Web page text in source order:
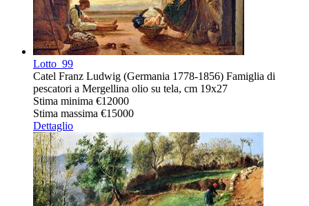
Lotto 99
Catel Franz Ludwig (Germania 1778-1856) Famiglia di
pescatori a Mergellina olio su tela, cm 19x27
Stima minima €12000
Stima massima €15000
Dettaglio